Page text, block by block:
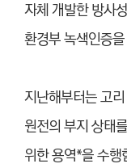
자체 개발한 방사
환경부 녹색인증
지난해부터는 고
원전의 부지 상태
위한 용역*을 수행